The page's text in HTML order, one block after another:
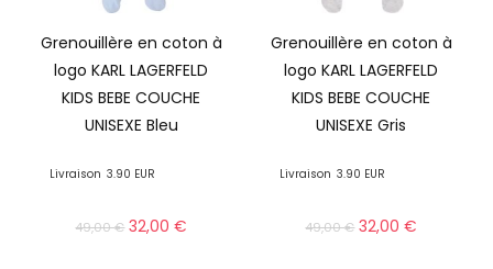
Grenouillère en coton à
logo KARL LAGERFELD
KIDS BEBE COUCHE
UNISEXE Bleu
Livraison 3.90 EUR
49,00€ 32,00€
Grenouillère en coton à
logo KARL LAGERFELD
KIDS BEBE COUCHE
UNISEXE Gris
Livraison 3.90 EUR
49,00€ 32,00€